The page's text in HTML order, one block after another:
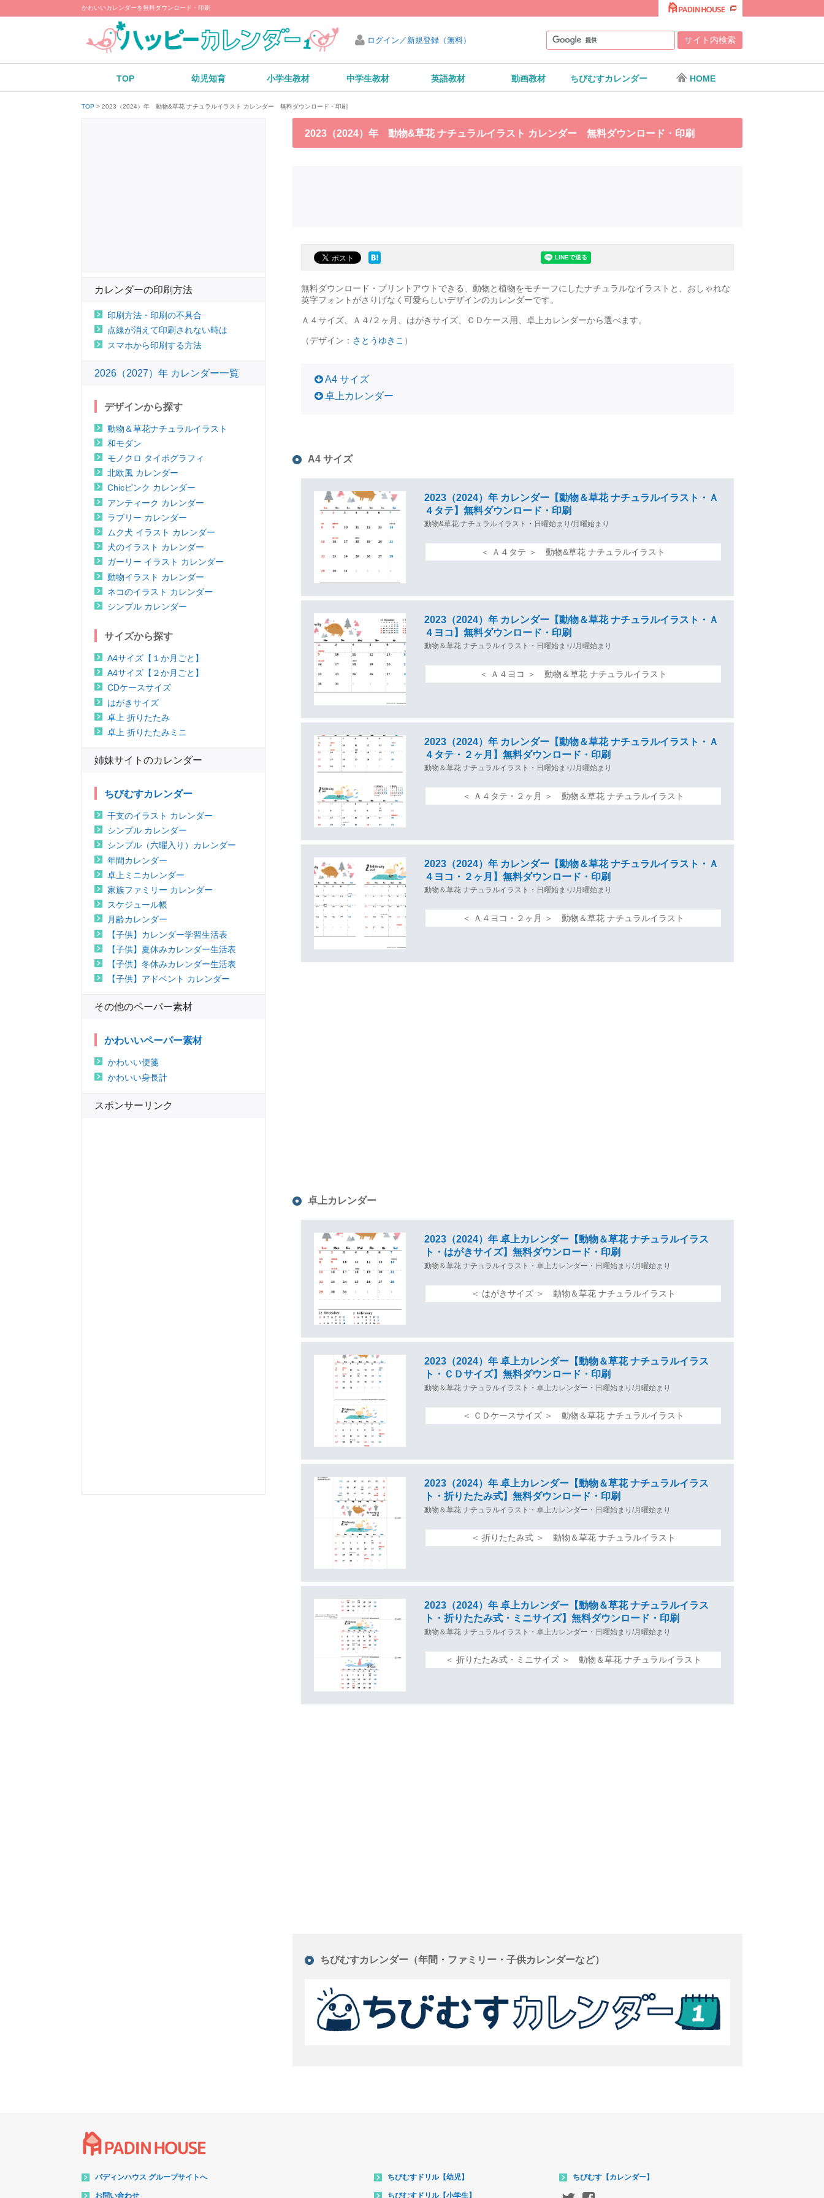
かわいいカレンダーを無料ダウンロード・印刷
ログイン／新規登録（無料）
TOP 幼児知育 小学生教材 中学生教材 英語教材 動画教材 ちびむすカレンダー HOME
TOP 2023（2024）年 動物&草花 ナチュラルイラスト カレンダー 無料ダウンロード・印刷
2023（2024）年 動物&草花 ナチュラルイラスト カレンダー 無料ダウンロード・印刷
無料ダウンロード・プリントアウトできる、動物と植物をモチーフにしたナチュラルなイラストと、おしゃれな
英字フォントがさりげなく可愛らしいデザインのカレンダーです。
Ａ４サイズ、Ａ４/２ヶ月、はがきサイズ、ＣＤケース用、卓上カレンダーから選べます。
（デザイン： さとうゆきこ ）
A4 サイズ
卓上カレンダー
A4 サイズ
2023（2024）年 カレンダー【動物＆草花 ナチュラルイラスト・Ａ
４タテ】無料ダウンロード・印刷
動物&草花 ナチュラルイラスト・日曜始まり/月曜始まり
＜ Ａ４タテ ＞ 動物&草花 ナチュラルイラスト
2023（2024）年 カレンダー【動物＆草花 ナチュラルイラスト・Ａ
４ヨコ】無料ダウンロード・印刷
動物＆草花 ナチュラルイラスト・日曜始まり/月曜始まり
＜ Ａ４ヨコ ＞ 動物＆草花 ナチュラルイラスト
2023（2024）年 カレンダー【動物＆草花 ナチュラルイラスト・Ａ
４タテ・２ヶ月】無料ダウンロード・印刷
動物＆草花 ナチュラルイラスト・日曜始まり/月曜始まり
＜ Ａ４タテ・２ヶ月 ＞ 動物＆草花 ナチュラルイラスト
2023（2024）年 カレンダー【動物＆草花 ナチュラルイラスト・Ａ
４ヨコ・２ヶ月】無料ダウンロード・印刷
動物＆草花 ナチュラルイラスト・日曜始まり/月曜始まり
＜ Ａ４ヨコ・２ヶ月 ＞ 動物＆草花 ナチュラルイラスト
卓上カレンダー
2023（2024）年 卓上カレンダー【動物＆草花 ナチュラルイラス
ト・はがきサイズ】無料ダウンロード・印刷
動物＆草花 ナチュラルイラスト・卓上カレンダー・日曜始まり/月曜始まり
＜ はがきサイズ ＞ 動物＆草花 ナチュラルイラスト
2023（2024）年 卓上カレンダー【動物＆草花 ナチュラルイラス
ト・ＣＤサイズ】無料ダウンロード・印刷
動物＆草花 ナチュラルイラスト・卓上カレンダー・日曜始まり/月曜始まり
＜ ＣＤケースサイズ ＞ 動物＆草花 ナチュラルイラスト
2023（2024）年 卓上カレンダー【動物＆草花 ナチュラルイラス
ト・折りたたみ式】無料ダウンロード・印刷
動物＆草花 ナチュラルイラスト・卓上カレンダー・日曜始まり/月曜始まり
＜ 折りたたみ式 ＞ 動物＆草花 ナチュラルイラスト
2023（2024）年 卓上カレンダー【動物＆草花 ナチュラルイラス
ト・折りたたみ式・ミニサイズ】無料ダウンロード・印刷
動物＆草花 ナチュラルイラスト・卓上カレンダー・日曜始まり/月曜始まり
＜ 折りたたみ式・ミニサイズ ＞ 動物＆草花 ナチュラルイラスト
ちびむすカレンダー（年間・ファミリー・子供カレンダーなど）
カレンダーの印刷方法
印刷方法・印刷の不具合
点線が消えて印刷されない時は
スマホから印刷する方法
2026（2027）年 カレンダー一覧
デザインから探す
動物＆草花ナチュラルイラスト
和モダン
モノクロ タイポグラフィ
北欧風 カレンダー
Chicピンク カレンダー
アンティーク カレンダー
ラブリー カレンダー
ムク犬 イラスト カレンダー
犬のイラスト カレンダー
ガーリー イラスト カレンダー
動物イラスト カレンダー
ネコのイラスト カレンダー
シンプル カレンダー
サイズから探す
A4サイズ【１か月ごと】
A4サイズ【２か月ごと】
CDケースサイズ
はがきサイズ
卓上 折りたたみ
卓上 折りたたみミニ
姉妹サイトのカレンダー
ちびむすカレンダー
干支のイラスト カレンダー
シンプル カレンダー
シンプル（六曜入り）カレンダー
年間カレンダー
卓上ミニカレンダー
家族ファミリー カレンダー
スケジュール帳
月齢カレンダー
【子供】カレンダー学習生活表
【子供】夏休みカレンダー生活表
【子供】冬休みカレンダー生活表
【子供】アドベント カレンダー
その他のペーパー素材
かわいいペーパー素材
かわいい便箋
かわいい身長計
スポンサーリンク
パディンハウス グループサイトへ
お問い合わせ
ちびむすドリル【幼児】
ちびむすドリル【小学生】
ちびむす【カレンダー】